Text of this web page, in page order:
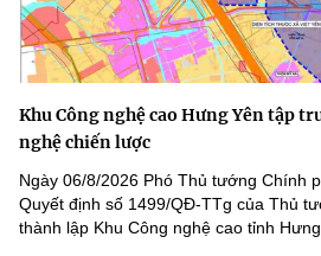
Khu Công nghệ cao Hưng Yên tập
nghệ chiến lược
Ngày 06/8/2026 Phó Thủ tướng Chính
Quyết định số 1499/QĐ-TTg của Thủ
thành lập Khu Công nghệ cao tỉnh